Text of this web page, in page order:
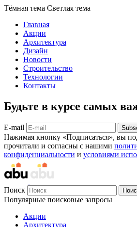
Тёмная тема Светлая тема
Главная
Акции
Архитектура
Дизайн
Новости
Строительство
Технологии
Контакты
Будьте в курсе самых
E-mail
Нажимая кнопку «Подписаться», вы
прочитали и согласны с нашими
конфиденциальности и условиями
Поиск
Популярные поисковые запросы
Акции
Архитектура